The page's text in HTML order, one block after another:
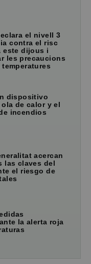
el nivell 3
contra el risc
este dijous i
les precaucions
dispositivo
de calor y el
incendios
acercan
las claves del
el riesgo de
la alerta roja